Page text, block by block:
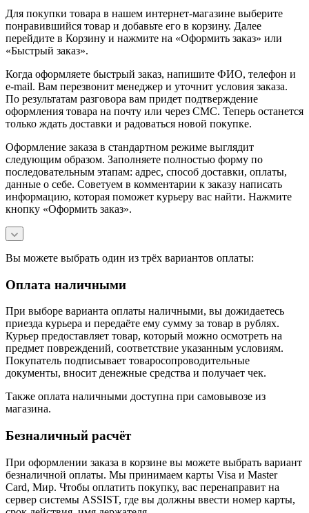
Для покупки товара в нашем интернет-магазине выберите
понравившийся товар и добавьте его в корзину. Далее
перейдите в Корзину и нажмите на «Оформить заказ» или
«Быстрый заказ».
Когда оформляете быстрый заказ, напишите ФИО, телефон и
e-mail. Вам перезвонит менеджер и уточнит условия заказа.
По результатам разговора вам придет подтверждение
оформления товара на почту или через СМС. Теперь останется
только ждать доставки и радоваться новой покупке.
Оформление заказа в стандартном режиме выглядит
следующим образом. Заполняете полностью форму по
последовательным этапам: адрес, способ доставки, оплаты,
данные о себе. Советуем в комментарии к заказу написать
информацию, которая поможет курьеру вас найти. Нажмите
кнопку «Оформить заказ».
Вы можете выбрать один из трёх вариантов оплаты:
Оплата наличными
При выборе варианта оплаты наличными, вы дожидаетесь
приезда курьера и передаёте ему сумму за товар в рублях.
Курьер предоставляет товар, который можно осмотреть на
предмет повреждений, соответствие указанным условиям.
Покупатель подписывает товаросопроводительные
документы, вносит денежные средства и получает чек.
Также оплата наличными доступна при самовывозе из
магазина.
Безналичный расчёт
При оформлении заказа в корзине вы можете выбрать вариант
безналичной оплаты. Мы принимаем карты Visa и Master
Card, Мир. Чтобы оплатить покупку, вас перенаправит на
сервер системы ASSIST, где вы должны ввести номер карты,